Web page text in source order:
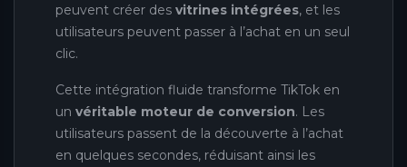
peuvent créer des vitrines intégrées, et les
utilisateurs peuvent passer à l’achat en un seul
clic.
Cette intégration fluide transforme TikTok en
un véritable moteur de conversion. Les
utilisateurs passent de la découverte à l’achat
en quelques secondes, réduisant ainsi les